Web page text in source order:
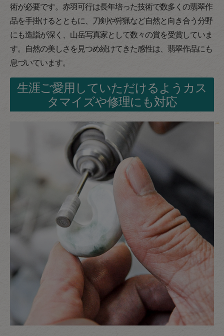
術が必要です。赤羽可行は長年培った技術で数多くの翡翠作
品を手掛けるとともに、刀剣や狩猟など自然と向き合う分野
にも造詣が深く、山岳写真家として数々の賞を受賞していま
す。自然の美しさを見つめ続けてきた感性は、翡翠作品にも
息づいています。
生涯ご愛用していただけるようカス
タマイズや修理にも対応